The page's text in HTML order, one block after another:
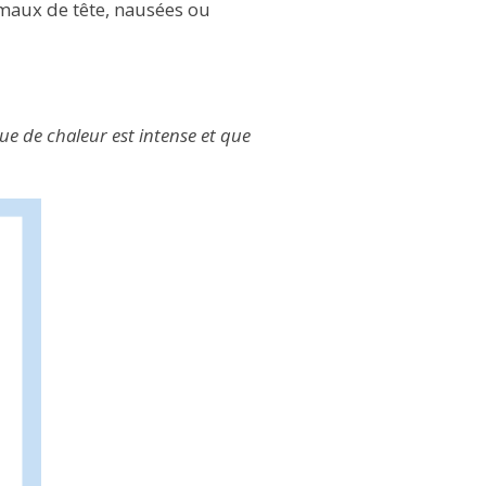
de tête, nausées ou
de chaleur est intense et que